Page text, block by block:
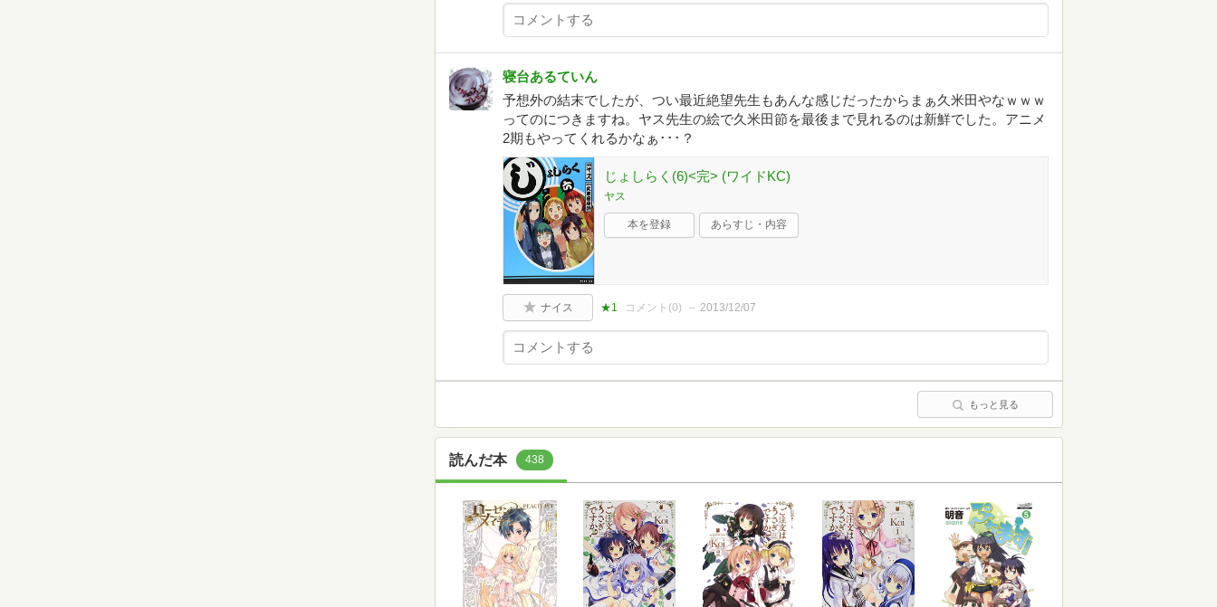
寝台あるていん
予想外の結末でしたが、つい最近絶望先生もあんな感じだったからまぁ久米田やなｗｗｗ
ってのにつきますね。ヤス先生の絵で久米田節を最後まで見れるのは新鮮でした。アニメ
2期もやってくれるかなぁ･･･？
じょしらく(6)<完> (ワイドKC)
ヤス
本を登録 あらすじ・内容
ナイス ★1 コメント(0) 2013/12/07
もっと見る
読んだ本 438